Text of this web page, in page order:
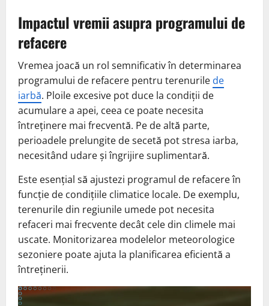
Impactul vremii asupra programului de
refacere
Vremea joacă un rol semnificativ în determinarea
programului de refacere pentru terenurile de
iarbă. Ploile excesive pot duce la condiții de
acumulare a apei, ceea ce poate necesita
întreținere mai frecventă. Pe de altă parte,
perioadele prelungite de secetă pot stresa iarba,
necesitând udare și îngrijire suplimentară.
Este esențial să ajustezi programul de refacere în
funcție de condițiile climatice locale. De exemplu,
terenurile din regiunile umede pot necesita
refaceri mai frecvente decât cele din climele mai
uscate. Monitorizarea modelelor meteorologice
sezoniere poate ajuta la planificarea eficientă a
întreținerii.